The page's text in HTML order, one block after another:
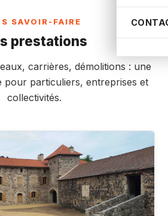
SAVOIR-FAIRE
prestations
carrières, démolitions : une
pour particuliers, entreprises et
collectivités.